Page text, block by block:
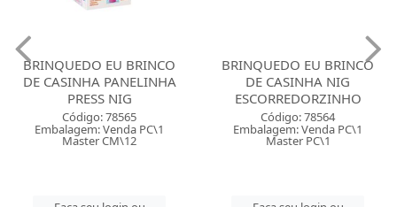
BRINQUEDO EU BRINCO
DE CASINHA PANELINHA
PRESS NIG
Código: 78565
Embalagem: Venda PC\1
Master CM\12
BRINQUEDO EU BRINCO
DE CASINHA NIG
ESCORREDORZINHO
Código: 78564
Embalagem: Venda PC\1
Master PC\1